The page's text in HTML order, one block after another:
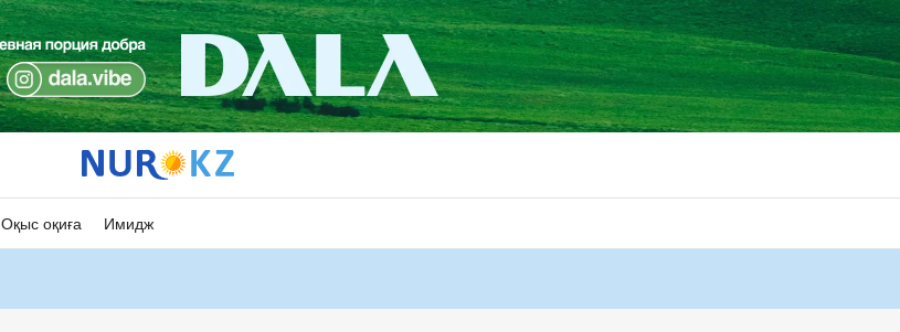
Оқыс оқиға Имидж